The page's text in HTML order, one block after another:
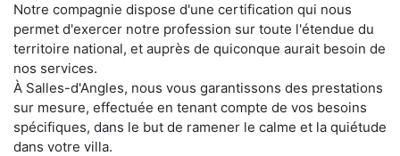
Notre compagnie dispose d'une certification qui nous
permet d'exercer notre profession sur toute l'étendue du
territoire national, et auprès de quiconque aurait besoin de
nos services.
À Salles-d'Angles, nous vous garantissons des prestations
sur mesure, effectuée en tenant compte de vos besoins
spécifiques, dans le but de ramener le calme et la quiétude
dans votre villa.